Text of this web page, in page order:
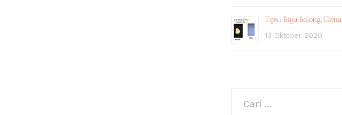
Tips : Baju Bolong,
13 Oktober 2020
untuk: